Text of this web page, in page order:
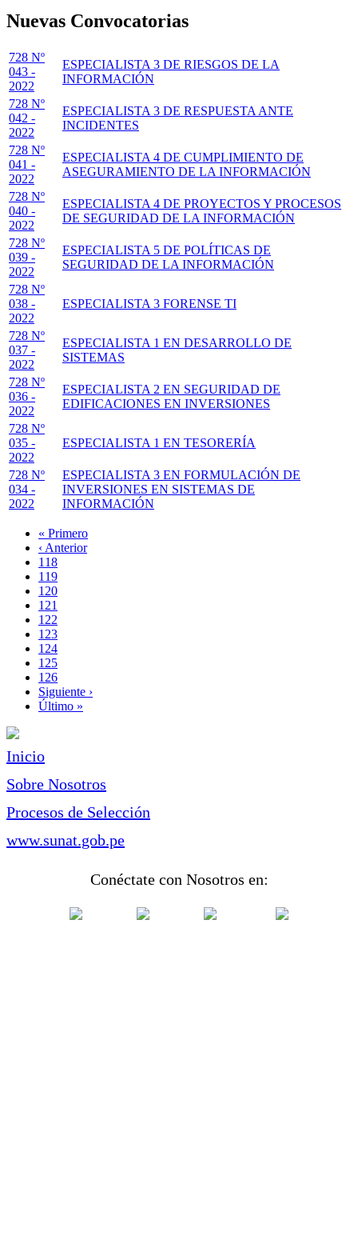
Nuevas Convocatorias
728 Nº
043 -
2022
ESPECIALISTA 3 DE RIESGOS DE LA
INFORMACIÓN
728 Nº
042 -
2022
ESPECIALISTA 3 DE RESPUESTA ANTE
INCIDENTES
728 Nº
041 -
2022
ESPECIALISTA 4 DE CUMPLIMIENTO DE
ASEGURAMIENTO DE LA INFORMACIÓN
728 Nº
040 -
2022
ESPECIALISTA 4 DE PROYECTOS Y PROCESOS
DE SEGURIDAD DE LA INFORMACIÓN
728 Nº
039 -
2022
ESPECIALISTA 5 DE POLÍTICAS DE
SEGURIDAD DE LA INFORMACIÓN
728 Nº
038 -
2022
ESPECIALISTA 3 FORENSE TI
728 Nº
037 -
2022
ESPECIALISTA 1 EN DESARROLLO DE
SISTEMAS
728 Nº
036 -
2022
ESPECIALISTA 2 EN SEGURIDAD DE
EDIFICACIONES EN INVERSIONES
728 Nº
035 -
2022
ESPECIALISTA 1 EN TESORERÍA
728 Nº
034 -
2022
ESPECIALISTA 3 EN FORMULACIÓN DE
INVERSIONES EN SISTEMAS DE
INFORMACIÓN
Paginación
Primera
página
« Primero
Página
anterior
‹ Anterior
Page
118
Page
119
Page
120
Page
121
Página
actual
122
Page
123
Page
124
Page
125
Page
126
Siguiente
página
Siguiente ›
Última
Último »
Inicio
Sobre Nosotros
Procesos de Selección
www.sunat.gob.pe
Conéctate con Nosotros en: